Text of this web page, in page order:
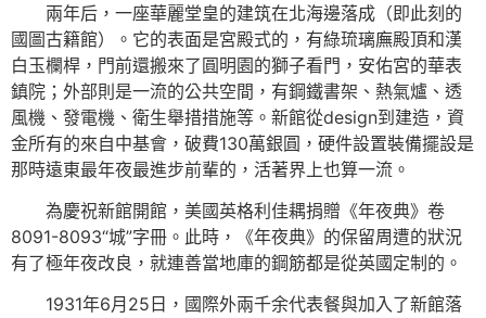
兩年后，一座華麗堂皇的建筑在北海邊落成（即此刻的
國圖古籍館）。它的表面是宮殿式的，有綠琉璃廡殿頂和漢
白玉欄桿，門前還搬來了圓明園的獅子看門，安佑宮的華表
鎮院；外部則是一流的公共空間，有鋼鐵書架、熱氣爐、透
風機、發電機、衛生舉措措施等。新館從design到建造，資
金所有的來自中基會，破費130萬銀圓，硬件設置裝備擺設是
那時遠東最年夜最進步前輩的，活著界上也算一流。
為慶祝新館開館，美國英格利佳耦捐贈《年夜典》卷
8091-8093“城”字冊。此時，《年夜典》的保留周遭的狀況
有了極年夜改良，就連善當地庫的鋼筋都是從英國定制的。
1931年6月25日，國際外兩千余代表餐與加入了新館落